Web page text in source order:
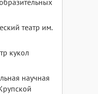
театр им.
кукол
научная